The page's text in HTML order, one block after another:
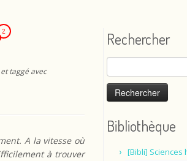
2
et taggé avec
A la vitesse où
à trouver
Rechercher
Rechercher :
Bibliothèque
[Bibli] Sciences